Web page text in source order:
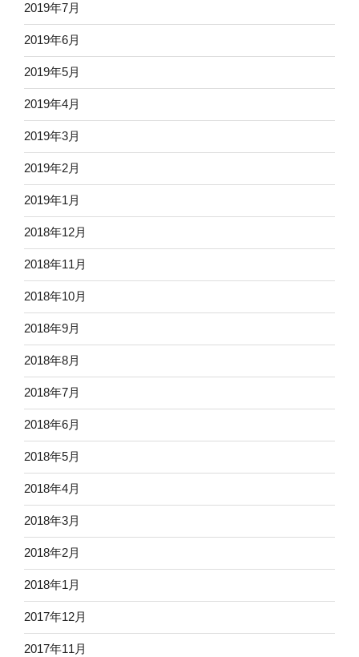
2019年7月
2019年6月
2019年5月
2019年4月
2019年3月
2019年2月
2019年1月
2018年12月
2018年11月
2018年10月
2018年9月
2018年8月
2018年7月
2018年6月
2018年5月
2018年4月
2018年3月
2018年2月
2018年1月
2017年12月
2017年11月